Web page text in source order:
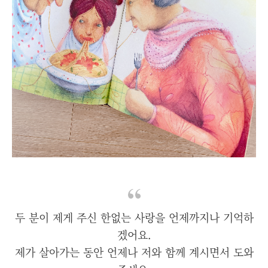
두 분이 제게 주신 한없는 사랑을 언제까지나 기억하
겠어요.
제가 살아가는 동안 언제나 저와 함께 계시면서 도와